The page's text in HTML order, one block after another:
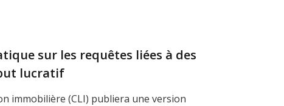
sur les requêtes liées à des
lucratif
immobilière (CLI) publiera une version